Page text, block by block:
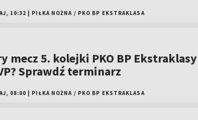
10:32 PIŁKA NOŻNA / PKO BP EKSTRAKLASA
mecz 5. kolejki PKO BP Ekstraklasy
Sprawdź terminarz
08:00 PIŁKA NOŻNA / PKO BP EKSTRAKLASA